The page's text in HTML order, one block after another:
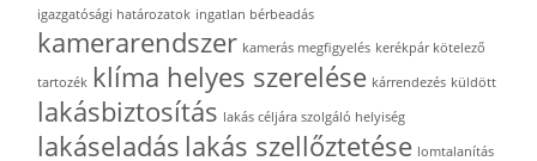
igazgatósági határozatok ingatlan bérbeadás
kamerarendszer kamerás megfigyelés kerékpár kötelező
tartozék klíma helyes szerelése kárrendezés küldött
lakásbiztosítás lakás céljára szolgáló helyiség
lakáseladás lakás szellőztetése lomtalanítás